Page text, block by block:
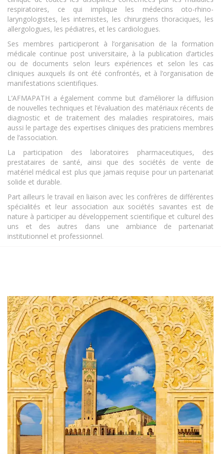
respiratoires, ce qui implique les médecins oto-rhino-
laryngologistes, les internistes, les chirurgiens thoraciques, les
allergologues, les pédiatres, et les cardiologues.
Ses membres participeront à l’organisation de la formation
médicale continue post universitaire, à la publication d’articles
ou de documents selon leurs expériences et selon les cas
cliniques auxquels ils ont été confrontés, et à l’organisation de
manifestations scientifiques.
L’AFMAPATH a également comme but d’améliorer la diffusion
de nouvelles techniques et l’évaluation des matériaux récents de
diagnostic et de traitement des maladies respiratoires, mais
aussi le partage des expertises cliniques des praticiens membres
de l’association.
La participation des laboratoires pharmaceutiques, des
prestataires de santé, ainsi que des sociétés de vente de
matériel médical est plus que jamais requise pour un partenariat
solide et durable.
Part ailleurs le travail en liaison avec les confrères de différentes
spécialités et leur association aux sociétés savantes est de
nature à participer au développement scientifique et culturel des
uns et des autres dans une ambiance de partenariat
institutionnel et professionnel.